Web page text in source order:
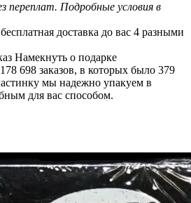
переплат. Подробные условия в
доставка до вас 4 разными
Намекнуть о подарке
698 заказов, в которых было 379
мы надежно упакуем в
для вас способом.